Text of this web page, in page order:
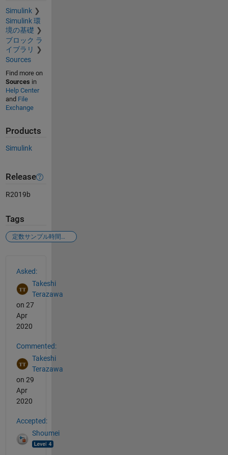
Simulink
Simulink 環
境の基礎
ブロック ラ
イブラリ
Sources
Find more on
Sources in
Help Center
and File
Exchange
Products
Simulink
Release
R2019b
Tags
定数サンプル時間 バージョン違い
Asked:
Takeshi
Terazawa
on 27
Apr
2020
Commented:
Takeshi
Terazawa
on 29
Apr
2020
Accepted:
Shoumei